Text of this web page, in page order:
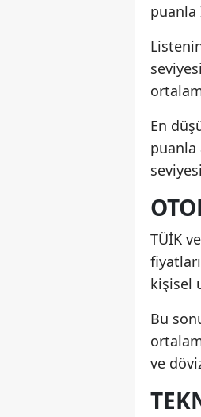
puanla
En
puanla
TÜİK
kişisel
Bu
ve